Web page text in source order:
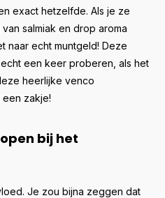
exact hetzelfde. Als je ze
salmiak en drop aroma
naar echt muntgeld! Deze
een keer proberen, als het
heerlijke venco
een zakje!
bij het
Je zou bijna zeggen dat